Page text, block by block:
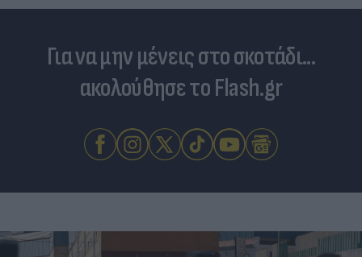
Για να μην μένεις στο σκοτάδι...
ακολούθησε το Flash.gr